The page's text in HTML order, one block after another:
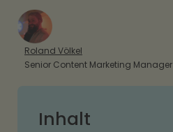
Roland Völkel
Senior Content Marketing Manager
Inhalt